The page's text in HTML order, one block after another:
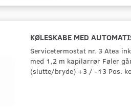
KØLESKABE MED
Servicetermostat nr. 3 Atea
med 1,2 m kapilarrør Føler
(slutte/bryde) +3 / -13 Pos.